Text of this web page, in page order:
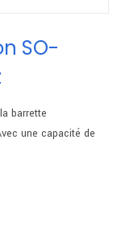
SO-
barrette
une capacité de
et dotée d’une
Kingston KCP